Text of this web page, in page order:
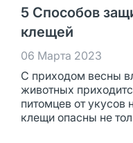
5 Способов
клещей
06 Марта 2023
С приходом весны
животных
питомцев от
клещи опасны не